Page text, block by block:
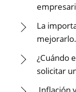
La
mejorarlo.
¿Cuándo
solicitar
Inflación